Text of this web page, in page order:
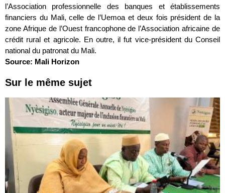
l’Association professionnelle des banques et établissements
financiers du Mali, celle de l’Uemoa et deux fois président de la
zone Afrique de l’Ouest francophone de l’Association africaine de
crédit rural et agricole. En outre, il fut vice-président du Conseil
national du patronat du Mali.
Source: Mali Horizon
Sur le même sujet